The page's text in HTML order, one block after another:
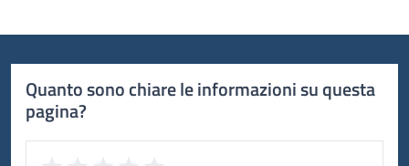
Quanto sono chiare le informazioni su questa
pagina?